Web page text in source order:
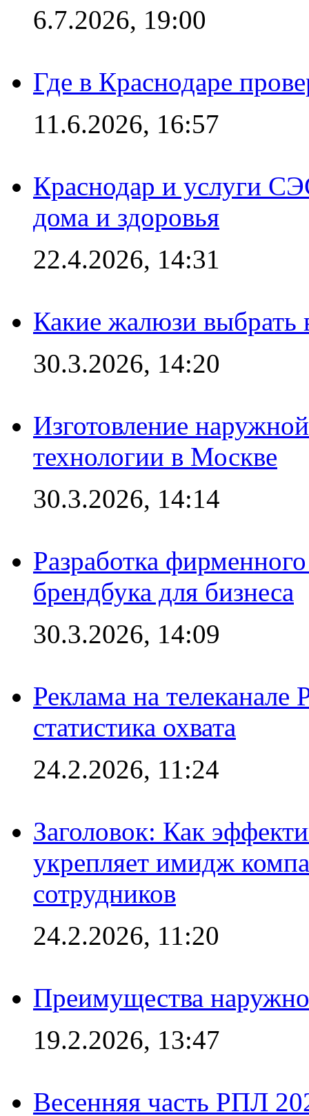
6.7.2026, 19:00
Где в Краснодаре
11.6.2026, 16:57
Краснодар и услуги
дома и здоровья
22.4.2026, 14:31
Какие жалюзи выбрать
30.3.2026, 14:20
Изготовление
технологии в Москве
30.3.2026, 14:14
Разработка
брендбука для бизнеса
30.3.2026, 14:09
Реклама на
статистика охвата
24.2.2026, 11:24
Заголовок: Как
укрепляет имидж
сотрудников
24.2.2026, 11:20
Преимущества
19.2.2026, 13:47
Весенняя часть РПЛ